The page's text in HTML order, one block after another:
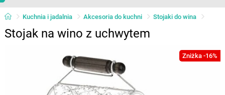
Kuchnia i jadalnia Akcesoria do kuchni Stojaki do wina
Stojak na wino z uchwytem
Zniżka -16%